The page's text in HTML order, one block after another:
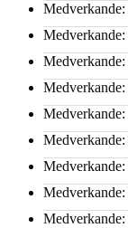
Medverkande: